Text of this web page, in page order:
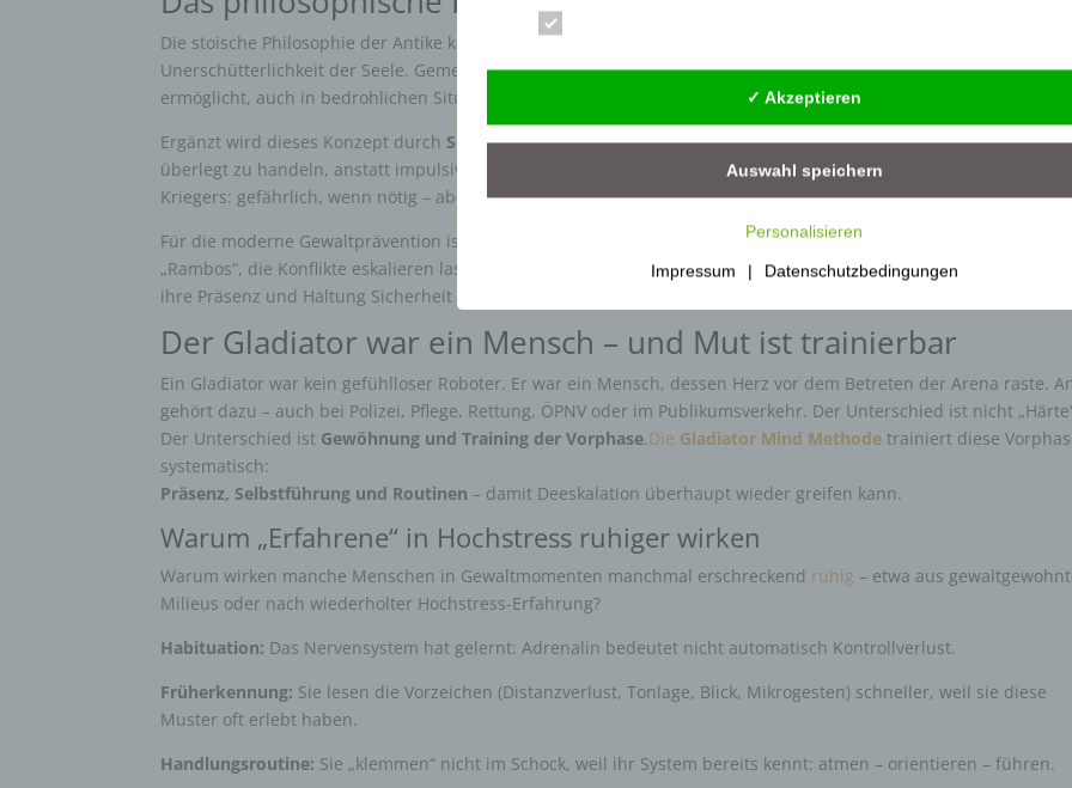
Die stoische Philosophie der Antike kannte ein Konzept, das heute aktueller ist denn je:
Unerschütterlichkeit der Seele. Gemeint ist nicht Gleichgültigkeit, sondern ein Zustand innerer Ruhe, der es
ermöglicht, auch in bedrohlichen Situationen nicht von Emotionen überwältigt zu werden.
Ergänzt wird dieses Konzept durch Sophrosyne– die Besonnenheit. Sie beschreibt die Fähigkeit, maßvoll und
überlegt zu handeln, anstatt impulsiv zu reagieren. Die Kombination beider Tugenden bildete das Ideal des
Kriegers: gefährlich, wenn nötig – aber niemals unkontrolliert.
Für die moderne Gewaltprävention ist diese Verbindung Gold wert. Behörden und Institutionen suchen keine
„Rambos“, die Konflikte eskalieren lassen. Sie suchen Mitarbeiter mitAutorität ohne Lautstärke– Menschen, die
ihre Präsenz und Haltung Sicherheit vermitteln, ohne aggressiv aufzutreten.
Der Gladiator war ein Mensch – und Mut ist trainierbar
Ein Gladiator war kein gefühlloser Roboter. Er war ein Mensch, dessen Herz vor dem Betreten der Arena raste.
gehört dazu – auch bei Polizei, Pflege, Rettung, ÖPNV oder im Publikumsverkehr. Der Unterschied ist nicht
Der Unterschied ist Gewöhnung und Training der Vorphase.Die Gladiator Mind Methode trainiert diese
systematisch:
Präsenz, Selbstführung und Routinen – damit Deeskalation überhaupt wieder greifen kann.
Warum „Erfahrene“ in Hochstress ruhiger wirken
Warum wirken manche Menschen in Gewaltmomenten manchmal erschreckend ruhig – etwa aus
Milieus oder nach wiederholter Hochstress-Erfahrung?
Habituation: Das Nervensystem hat gelernt: Adrenalin bedeutet nicht automatisch Kontrollverlust.
Früherkennung: Sie lesen die Vorzeichen (Distanzverlust, Tonlage, Blick, Mikrogesten) schneller, weil sie diese
Muster oft erlebt haben.
Handlungsroutine: Sie „klemmen“ nicht im Schock, weil ihr System bereits kennt: atmen – orientieren – führen.
✓ Akzeptieren
Auswahl speichern
Personalisieren
Impressum | Datenschutzbedingungen